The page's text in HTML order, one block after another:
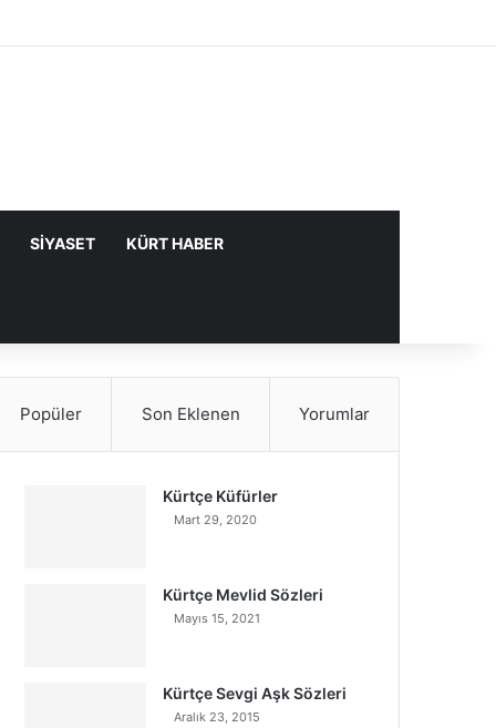
SIYASET KÜRT HABER
Popüler Son Eklenen Yorumlar
Kürtçe Küfürler
Mart 29, 2020
Kürtçe Mevlid Sözleri
Mayıs 15, 2021
Kürtçe Sevgi Aşk Sözleri
Aralık 23, 2015